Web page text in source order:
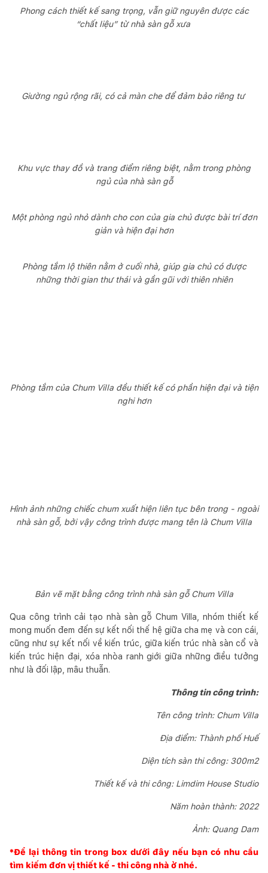
Phong cách thiết kế sang trọng, vẫn giữ nguyên được các
“chất liệu” từ nhà sàn gỗ xưa
Giường ngủ rộng rãi, có cả màn che để đảm bảo riêng tư
Khu vực thay đồ và trang điểm riêng biệt, nằm trong phòng
ngủ của nhà sàn gỗ
Một phòng ngủ nhỏ dành cho con của gia chủ được bài trí đơn
giản và hiện đại hơn
Phòng tắm lộ thiên nằm ở cuối nhà, giúp gia chủ có được
những thời gian thư thái và gần gũi với thiên nhiên
Phòng tắm của Chum Villa đều thiết kế có phần hiện đại và tiện
nghi hơn
Hình ảnh những chiếc chum xuất hiện liên tục bên trong - ngoài
nhà sàn gỗ, bởi vậy công trình được mang tên là Chum Villa
Bản vẽ mặt bằng công trình nhà sàn gỗ Chum Villa
Qua công trình cải tạo nhà sàn gỗ Chum Villa, nhóm thiết kế
mong muốn đem đến sự kết nối thế hệ giữa cha mẹ và con cái,
cũng như sự kết nối về kiến trúc, giữa kiến trúc nhà sàn cổ và
kiến trúc hiện đại, xóa nhòa ranh giới giữa những điều tưởng
như là đối lập, mâu thuẫn.
Thông tin công trình:
Tên công trình: Chum Villa
Địa điểm: Thành phố Huế
Diện tích sàn thi công: 300m2
Thiết kế và thi công: Limdim House Studio
Năm hoàn thành: 2022
Ảnh: Quang Dam
*Để lại thông tin trong box dưới đây nếu bạn có nhu cầu
tìm kiếm đơn vị thiết kế - thi công nhà ở nhé.